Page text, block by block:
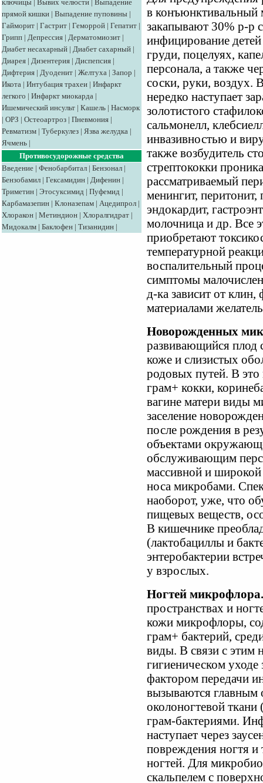
ключицы | Вывих челюсти | Выпадение
прямой кишки | Выпадение пуповины |
Гайморит | Гастрит | Геморрой | Гепатит |
Грипп | Депрессия | Дерматомиозит |
Диабет несахарный | Диабет сахарный |
Диарея | Дизентерия | Диспепсия |
Дифтерия | Дуоденит | Желтуха | Запор |
Икота | Интубация трахеи | Инфаркт
легкого | Инфаркт миокарда |
Ишемический инсульт | Кашель | Насморк
| ОРЗ | Остеоартроз | Пневмония |
Ревматизм | Туберкулез | Язва желудка |
Ячмень |
Противосудорожные средства
Введение | Фенобарбитал | Бензонал |
Бензобамил | Гексамидин | Дифенин |
Триметин | Этосуксимид | Пуфемид |
Карбамазепин | Клоназепам | Ацедипрол |
Хлоракон | Метиндион | Хлоралгидрат |
Мидокалм | Баклофен | Тизанидин |
в конъюнктивальный
закапывают 30% р-р
инфицирование
груди, поцелуях,
персонала, а также
соски, руки, воздух.
нередко наступает
золотистого
сальмонелл,
инвазивностью и
также возбудитель
стрептококки
рассматриваемый
менингит, перитонит,
эндокардит,
молочница и др. Все
приобретают
температурной
воспалительный
симптомы
д-ка зависит от
материалами
Новорожденных
развивающийся плод
коже и слизистых
родовых путей. В это
грам+ кокки,
вагине матери виды
заселение
после рождения в
объектами
обслуживающим
массивной и широкой
носа микробами.
наоборот, уже, что
пищевых веществ,
В кишечнике
(лактобациллы и
энтеробактерии
у взрослых.
Ногтей микрофлора.
пространствах и
кожи микрофлоры,
грам+ бактерий,
виды. В связи с этим
гигиеническом
фактором передачи
вызываются главным
околоногтевой
грам-бактериями.
наступает через
повреждения ногтя и
ногтей. Для
скальпелем с